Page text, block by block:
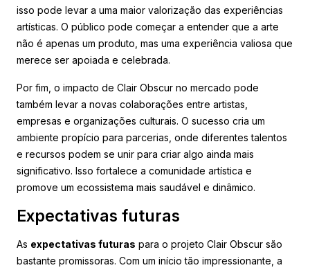
isso pode levar a uma maior valorização das experiências
artísticas. O público pode começar a entender que a arte
não é apenas um produto, mas uma experiência valiosa que
merece ser apoiada e celebrada.
Por fim, o impacto de Clair Obscur no mercado pode
também levar a novas colaborações entre artistas,
empresas e organizações culturais. O sucesso cria um
ambiente propício para parcerias, onde diferentes talentos
e recursos podem se unir para criar algo ainda mais
significativo. Isso fortalece a comunidade artística e
promove um ecossistema mais saudável e dinâmico.
Expectativas futuras
As expectativas futuras para o projeto Clair Obscur são
bastante promissoras. Com um início tão impressionante, a